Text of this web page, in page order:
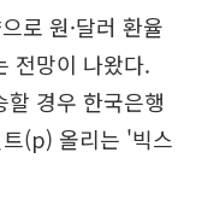
로 원·달러 환율
전망이 나왔다.
경우 한국은행
(p) 올리는 '빅스